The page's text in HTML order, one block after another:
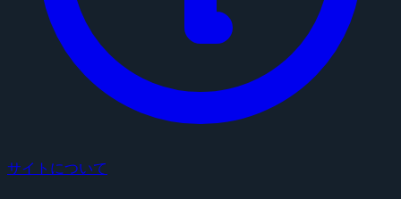
サイトについて